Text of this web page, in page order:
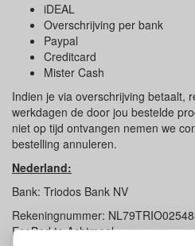
iDEAL
Overschrijving per bank
Paypal
Creditcard
Mister Cash
Indien je via overschrijving betaalt,
werkdagen de door jou bestelde
niet op tijd ontvangen nemen we
bestelling annuleren.
Nederland:
Bank: Triodos Bank NV
Rekeningnummer:
EcoBed te Achtmaal